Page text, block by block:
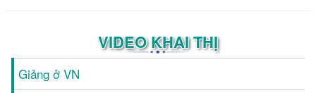
VIDEO KHAI THỊ
Giảng ở VN